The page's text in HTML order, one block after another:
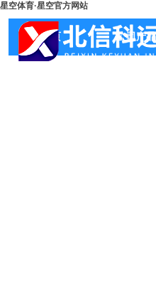
星空体育·星空官方网站
首页 公司产品